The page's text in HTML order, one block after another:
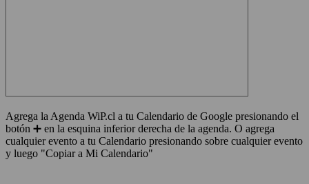
Agrega la Agenda WiP.cl a tu Calendario de Google presionando el
botón ➕ en la esquina inferior derecha de la agenda. O agrega
cualquier evento a tu Calendario presionando sobre cualquier evento
y luego "Copiar a Mi Calendario"